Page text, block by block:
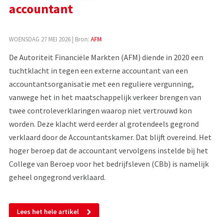
accountant
WOENSDAG 27 MEI 2026| Bron: AFM
De Autoriteit Financiële Markten (AFM) diende in 2020 een
tuchtklacht in tegen een externe accountant van een
accountantsorganisatie met een reguliere vergunning,
vanwege het in het maatschappelijk verkeer brengen van
twee controleverklaringen waarop niet vertrouwd kon
worden. Deze klacht werd eerder al grotendeels gegrond
verklaard door de Accountantskamer. Dat blijft overeind. Het
hoger beroep dat de accountant vervolgens instelde bij het
College van Beroep voor het bedrijfsleven (CBb) is namelijk
geheel ongegrond verklaard.
Lees het hele artikel